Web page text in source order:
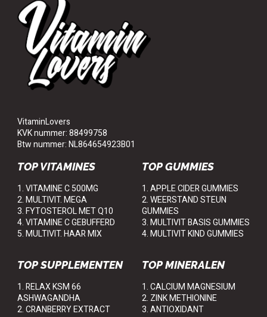
VitaminLovers
KVK nummer: 88499758
Btw nummer: NL864654923B01
TOP VITAMINES
1. VITAMINE C 500MG
2. MULTIVIT. MEGA
3. FYTOSTEROL MET Q10
4. VITAMINE C GEBUFFERD
5. MULTIVIT. HAAR MIX
TOP GUMMIES
1. APPLE CIDER GUMMIES
2. WEERSTAND STEUN
GUMMIES
3. MULTIVIT BASIS GUMMIES
4. MULTIVIT KIND GUMMIES
TOP SUPPLEMENTEN
1. RELAX KSM 66
ASHWAGANDHA
2. CRANBERRY EXTRACT
TOP MINERALEN
1. CALCIUM MAGNESIUM
2. ZINK METHIONINE
3. ANTIOXIDANT